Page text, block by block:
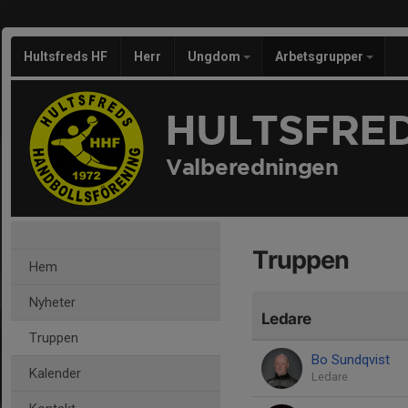
Hultsfreds HF Herr Ungdom Arbetsgrupper
Valberedningen
Hem
Nyheter
Truppen
Kalender
Truppen
Ledare
Bo Sundqvist
Ledare